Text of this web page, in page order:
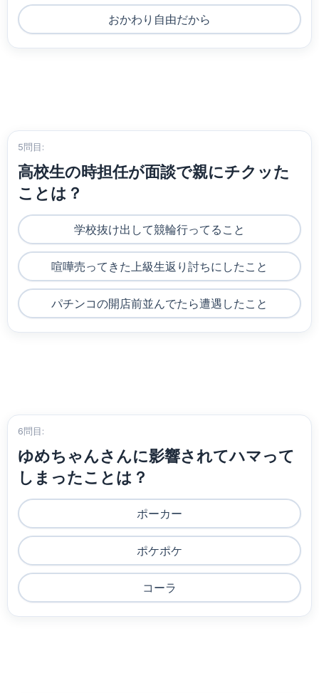
おかわり自由だから
5問目:
高校生の時担任が面談で親にチクッた
ことは？
学校抜け出して競輪行ってること
喧嘩売ってきた上級生返り討ちにしたこと
パチンコの開店前並んでたら遭遇したこと
6問目:
ゆめちゃんさんに影響されてハマって
しまったことは？
ポーカー
ポケポケ
コーラ